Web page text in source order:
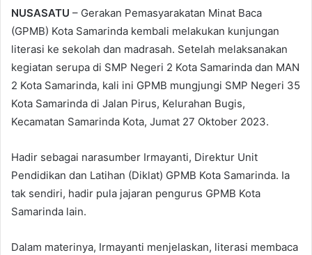
NUSASATU – Gerakan Pemasyarakatan Minat Baca
(GPMB) Kota Samarinda kembali melakukan kunjungan
literasi ke sekolah dan madrasah. Setelah melaksanakan
kegiatan serupa di SMP Negeri 2 Kota Samarinda dan MAN
2 Kota Samarinda, kali ini GPMB mungjungi SMP Negeri 35
Kota Samarinda di Jalan Pirus, Kelurahan Bugis,
Kecamatan Samarinda Kota, Jumat 27 Oktober 2023.
Hadir sebagai narasumber Irmayanti, Direktur Unit
Pendidikan dan Latihan (Diklat) GPMB Kota Samarinda. Ia
tak sendiri, hadir pula jajaran pengurus GPMB Kota
Samarinda lain.
Dalam materinya, Irmayanti menjelaskan, literasi membaca